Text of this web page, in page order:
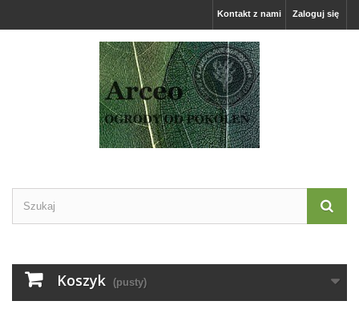
Zaloguj się
Kontakt z nami
Koszyk (pusty)